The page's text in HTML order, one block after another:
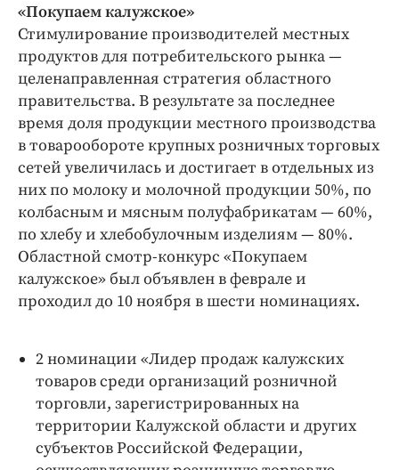
«Покупаем калужское»
Стимулирование производителей местных
продуктов для потребительского рынка —
целенаправленная стратегия областного
правительства. В результате за последнее
время доля продукции местного производства
в товарообороте крупных розничных торговых
сетей увеличилась и достигает в отдельных из
них по молоку и молочной продукции 50%, по
колбасным и мясным полуфабрикатам — 60%,
по хлебу и хлебобулочным изделиям — 80%.
Областной смотр-конкурс «Покупаем
калужское» был объявлен в феврале и
проходил до 10 ноября в шести номинациях.
2 номинации «Лидер продаж калужских
товаров среди организаций розничной
торговли, зарегистрированных на
территории Калужской области и других
субъектов Российской Федерации,